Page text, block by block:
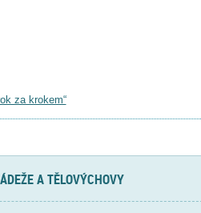
za krokem“
A TĚLOVÝCHOVY